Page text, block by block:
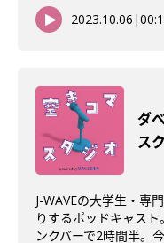
2023.10.06 |
ダ
ス
J-WAVEの大学生・専
りするポッドキャス
ンクバーで2時間半。